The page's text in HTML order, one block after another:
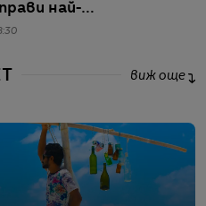
най-
интервю с
виж още